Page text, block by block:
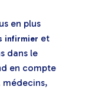
en plus
infirmier et
dans le
en compte
médecins,